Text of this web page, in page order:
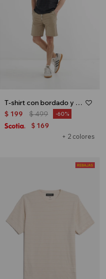
T-shirt con bordado y textura - Negro
+ 2 colores
$ 199 $499 60
$ 169